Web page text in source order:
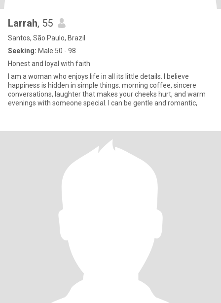
Larrah, 55
Santos, São Paulo, Brazil
Seeking: Male 50 - 98
Honest and loyal with faith
I am a woman who enjoys life in all its little details. I believe
happiness is hidden in simple things: morning coffee, sincere
conversations, laughter that makes your cheeks hurt, and warm
evenings with someone special. I can be gentle and romantic,